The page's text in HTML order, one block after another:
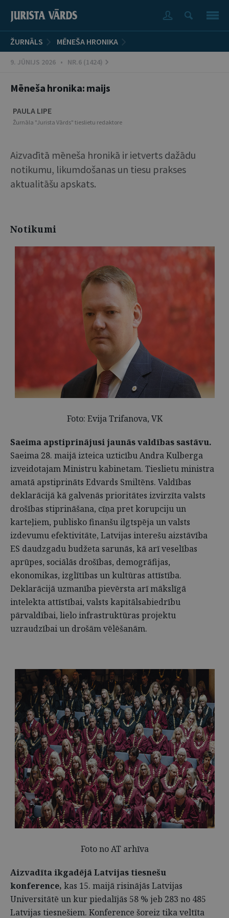
ŽURNĀLS MĒNEŠA HRONIKA
9. JŪNIJS 2026 • NR.6 (1424)
Mēneša hronika: maijs
PAULA LIPE
Žurnāla "Jurista Vārds" tieslietu redaktore
Aizvadītā mēneša hronikā ir ietverts dažādu
notikumu, likumdošanas un tiesu prakses
aktualitāšu apskats.
Notikumi
Foto: Evija Trifanova, VK
Saeima apstiprinājusi jaunās valdības sastāvu.
Saeima 28. maijā izteica uzticību Andra Kulberga
izveidotajam Ministru kabinetam. Tieslietu ministra
amatā apstiprināts Edvards Smiltēns. Valdības
deklarācijā kā galvenās prioritātes izvirzīta valsts
drošības stiprināšana, cīņa pret korupciju un
karteļiem, publisko finanšu ilgtspēja un valsts
izdevumu efektivitāte, Latvijas interešu aizstāvība
ES daudzgadu budžeta sarunās, kā arī veselības
aprūpes, sociālās drošības, demogrāfijas,
ekonomikas, izglītības un kultūras attīstība.
Deklarācijā uzmanība pievērsta arī mākslīgā
intelekta attīstībai, valsts kapitālsabiedrību
pārvaldībai, lielo infrastruktūras projektu
uzraudzībai un drošām vēlēšanām.
Foto no AT arhīva
Aizvadīta ikgadējā Latvijas tiesnešu
konference, kas 15. maijā risinājās Latvijas
Universitātē un kur piedalījās 58 % jeb 283 no 485
Latvijas tiesnešiem. Konference šoreiz tika veltīta